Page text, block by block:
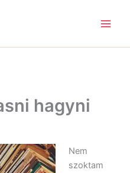
hagyni
Nem
szoktam